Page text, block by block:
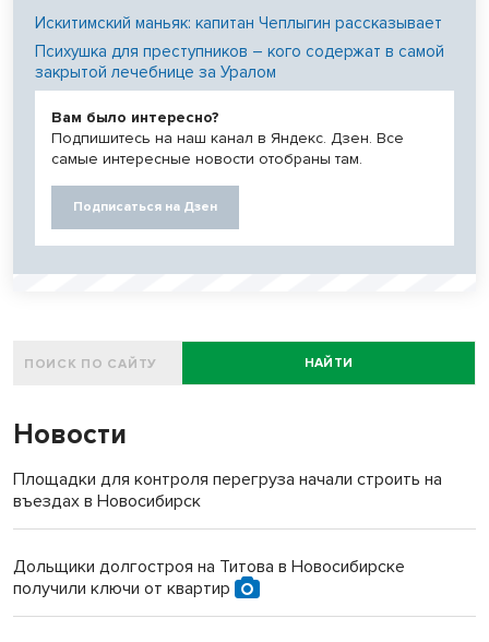
Искитимский маньяк: капитан Чеплыгин рассказывает
Психушка для преступников – кого содержат в самой
закрытой лечебнице за Уралом
Вам было интересно?
Подпишитесь на наш канал в Яндекс. Дзен. Все
самые интересные новости отобраны там.
Подписаться на Дзен
НАЙТИ
Новости
Площадки для контроля перегруза начали строить на
въездах в Новосибирск
Дольщики долгостроя на Титова в Новосибирске
получили ключи от квартир